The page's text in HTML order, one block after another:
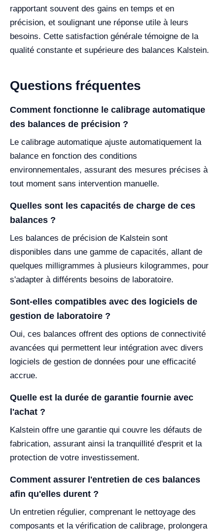
rapportant souvent des gains en temps et en
précision, et soulignant une réponse utile à leurs
besoins. Cette satisfaction générale témoigne de la
qualité constante et supérieure des balances Kalstein.
Questions fréquentes
Comment fonctionne le calibrage automatique
des balances de précision ?
Le calibrage automatique ajuste automatiquement la
balance en fonction des conditions
environnementales, assurant des mesures précises à
tout moment sans intervention manuelle.
Quelles sont les capacités de charge de ces
balances ?
Les balances de précision de Kalstein sont
disponibles dans une gamme de capacités, allant de
quelques milligrammes à plusieurs kilogrammes, pour
s'adapter à différents besoins de laboratoire.
Sont-elles compatibles avec des logiciels de
gestion de laboratoire ?
Oui, ces balances offrent des options de connectivité
avancées qui permettent leur intégration avec divers
logiciels de gestion de données pour une efficacité
accrue.
Quelle est la durée de garantie fournie avec
l'achat ?
Kalstein offre une garantie qui couvre les défauts de
fabrication, assurant ainsi la tranquillité d'esprit et la
protection de votre investissement.
Comment assurer l'entretien de ces balances
afin qu'elles durent ?
Un entretien régulier, comprenant le nettoyage des
composants et la vérification de calibrage, prolongera